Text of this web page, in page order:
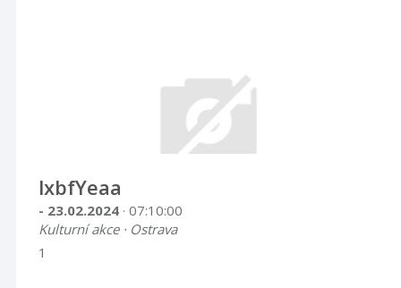
lxbfYeaa
- 23.02.2024 · 07:10:00
Kulturní akce · Ostrava
1